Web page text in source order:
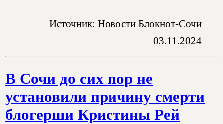
Источник: Новости Блокнот-Сочи
03.11.2024
В Сочи до сих пор не
установили причину смерти
блогерши Кристины Рей